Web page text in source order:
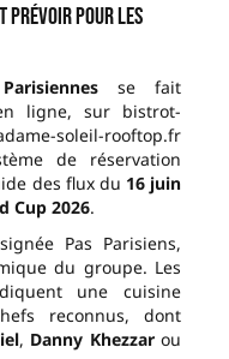
prévoir pour les
se fait
ligne, sur bistrot-
soleil-rooftop.fr
de réservation
des flux du 16 juin
Cup 2026.
Pas Parisiens,
du groupe. Les
une cuisine
reconnus, dont
, Danny Khezzarou